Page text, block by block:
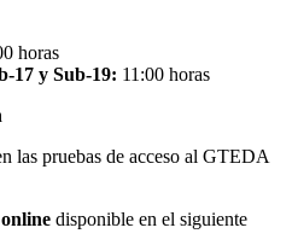
horas
17 y Sub-19: 11:00 horas
las pruebas de acceso al GTEDA
disponible en el siguiente